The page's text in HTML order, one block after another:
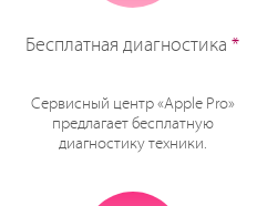
Бесплатная диагностика *
Сервисный центр «Apple Pro»
предлагает бесплатную
диагностику техники.